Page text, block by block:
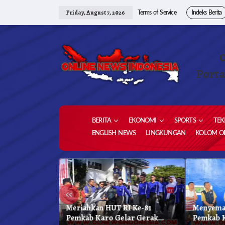
Friday, August 7, 2026 Terms of Service Indeks Berita
BERITA EKONOMI SPORTS
ENGLISH NEWS
LINGKUNGAN KOLOM
«
Meriahkan HUT RI Ke-81
Pemkab Karo Gelar Gerak
Pemkab